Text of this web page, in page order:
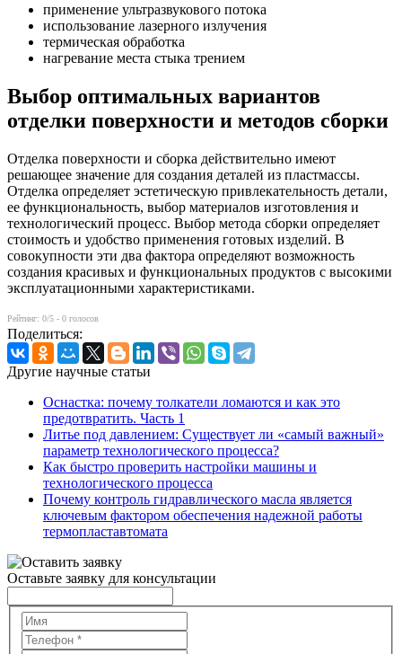
применение ультразвукового потока
использование лазерного излучения
термическая обработка
нагревание места стыка трением
Выбор оптимальных вариантов
отделки поверхности и методов сборки
Отделка поверхности и сборка действительно имеют
решающее значение для создания деталей из пластмассы.
Отделка определяет эстетическую привлекательность детали,
ее функциональность, выбор материалов изготовления и
технологический процесс. Выбор метода сборки определяет
стоимость и удобство применения готовых изделий. В
совокупности эти два фактора определяют возможность
создания красивых и функциональных продуктов с высокими
эксплуатационными характеристиками.
Рейтинг: 0/5 - 0 голосов
Поделиться:
Другие научные статьи
Оснастка: почему толкатели ломаются и как это
предотвратить. Часть 1
Литье под давлением: Существует ли «самый важный»
параметр технологического процесса?
Как быстро проверить настройки машины и
технологического процесса
Почему контроль гидравлического масла является
ключевым фактором обеспечения надежной работы
термопластавтомата
Оставьте заявку для консультации